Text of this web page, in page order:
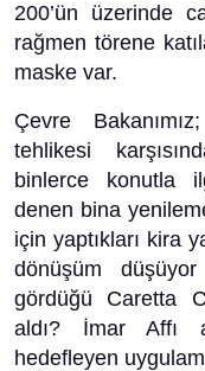
200’ün üzerinde
rağmen törene
maske var.
Çevre
tehlikesi
binlerce konutla
denen bina
için yaptıkları kira
dönüşüm
gördüğü Caretta
aldı? İmar Affı
hedefleyen